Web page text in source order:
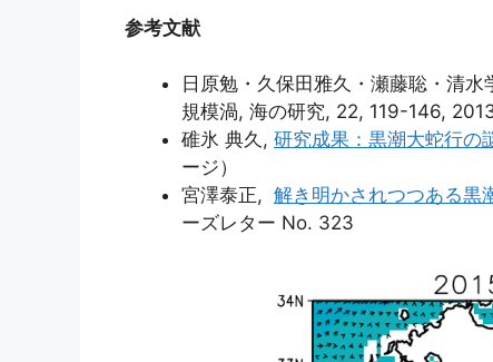
参考文献
日原勉・久保田雅久・瀬藤聡・清
規模渦, 海の研究, 22, 119-146,
碓氷 典久, 研究成果：黒潮大蛇行の
ージ）
宮澤泰正, 解き明かされつつある黒
ーズレター No. 323